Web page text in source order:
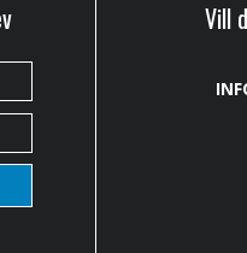
Vill